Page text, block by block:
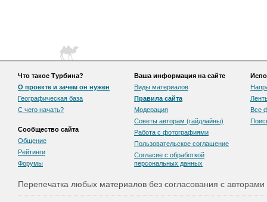
Что такое Турбина?
О проекте и зачем он нужен
Географическая база
С чего начать?
Сообщество сайта
Общение
Рейтинги
Форумы
Ваша информация на сайте
Виды материалов
Правила сайта
Модерация
Советы авторам (гайдлайны)
Работа с фотографиями
Пользовательскоe соглашение
Согласие с обработкой
персональных данных
Все
Перепечатка любых материалов без согласования с